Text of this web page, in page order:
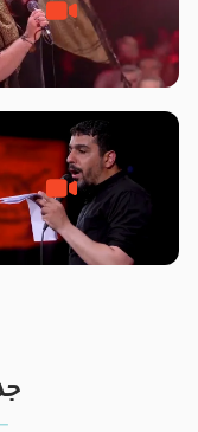
جانا جانا ابی عبدالله –
تک ، عبّاس، صاحب
حاج حنیف طاهری –